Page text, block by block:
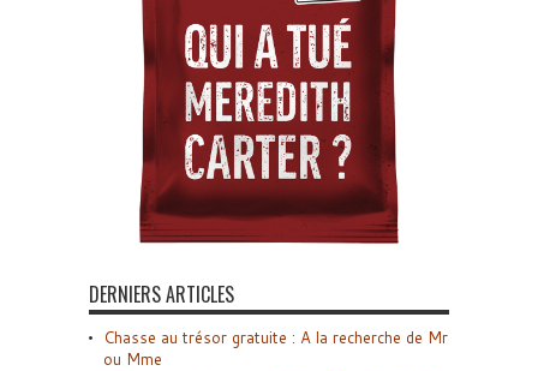
DERNIERS ARTICLES
Chasse au trésor gratuite : A la recherche de Mr
ou Mme